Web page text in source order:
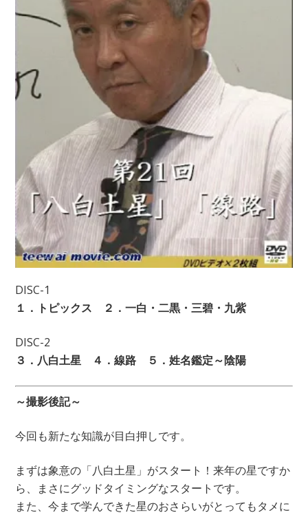
DISC-1
１．トピックス ２．一白・二黒・三碧・九紫
DISC-2
３．八白土星 ４．線路 ５．姓名鑑定～陰陽
～撮影後記～
今回も新たな知識が目白押しです。
まずは象意の「八白土星」がスタート！来年の星ですか
ら、まさにグッドタイミングなスタートです。
また、今まで学んできた星のおさらいがとってもタメに